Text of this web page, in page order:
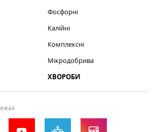
Фосфорні
Калійні
Комплексні
Мікродобрива
ХВОРОБИ